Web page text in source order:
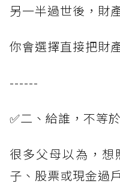
另一半過世後，財
你會選擇直接把財
------
✅二、給誰，不等
很多父母以為，
子、股票或現金過